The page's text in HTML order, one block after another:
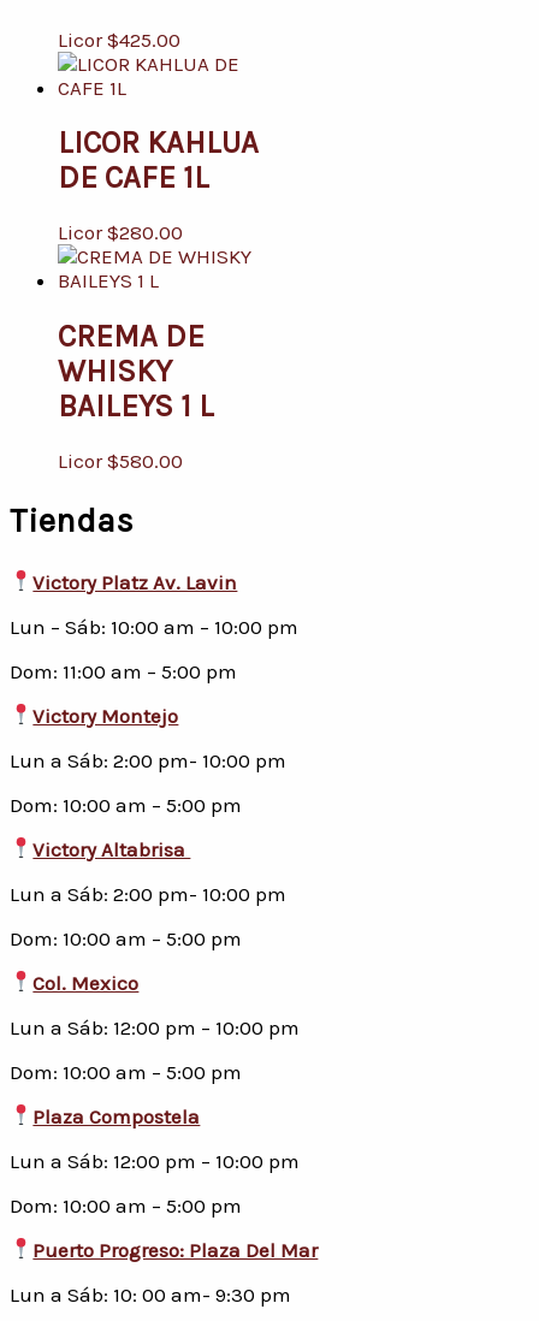
Licor$425.00
LICOR KAHLUA
DE CAFE 1L
Licor$280.00
CREMA DE
WHISKY
BAILEYS 1 L
Licor$580.00
Tiendas
Victory Platz Av. Lavin
Lun – Sáb: 10:00 am – 10:00 pm
Dom: 11:00 am – 5:00 pm
Victory Montejo
Lun a Sáb: 2:00 pm- 10:00 pm
Dom: 10:00 am – 5:00 pm
Victory Altabrisa
Lun a Sáb: 2:00 pm- 10:00 pm
Dom: 10:00 am – 5:00 pm
Col. Mexico
Lun a Sáb: 12:00 pm – 10:00 pm
Dom: 10:00 am – 5:00 pm
Plaza Compostela
Lun a Sáb: 12:00 pm – 10:00 pm
Dom: 10:00 am – 5:00 pm
Puerto Progreso: Plaza Del Mar
Lun a Sáb: 10: 00 am- 9:30 pm